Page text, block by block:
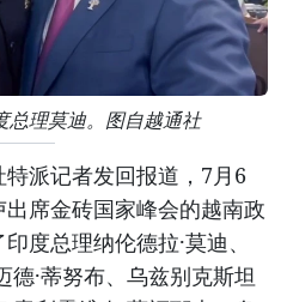
总理莫迪。图自越通社
派记者发回报道，7月6
席金砖国家峰会的越南政
度总理纳伦德拉·莫迪、
德·蒂努布、乌兹别克斯坦